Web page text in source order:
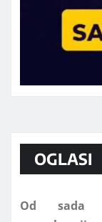
OGLASI
Od